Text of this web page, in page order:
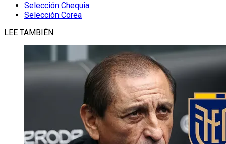
Selección Chequia
Selección Corea
LEE TAMBIÉN